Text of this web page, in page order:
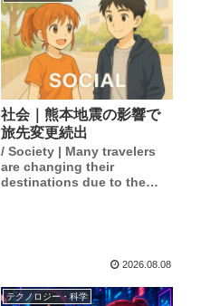
社会｜熊本地震の影響で
旅先変更続出
/ Society | Many travelers
are changing their
destinations due to the
2026.08.08
テクノロジー・科学